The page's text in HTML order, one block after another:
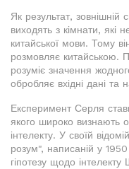
Як результат, зовнішній
виходять з кімнати, які
китайської мови. Тому
розмовляє китайською.
розуміє значення
обробляє вхідні дані та
Експеримент Серля
якого широко визнають
інтелекту. У своїй
розум", написаній у
гіпотезу щодо